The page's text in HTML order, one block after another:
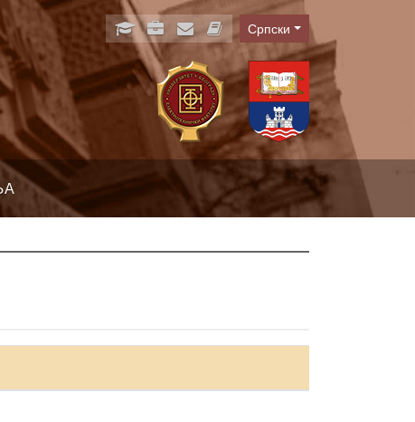
Language
Српски